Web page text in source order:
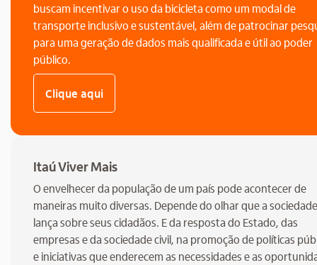
buscam incentivar o uso da bicicleta como um modal de
transporte inclusivo e sustentável, além de patrocinar
para uma geração de dados mais qualificada e útil ao poder
público.
Clique aqui
Itaú Viver Mais
O envelhecer da população de um país pode acontecer de
maneiras muito diversas. Depende do olhar que a sociedade
lança sobre seus cidadãos. E da resposta do Estado, das
empresas e da sociedade civil, na promoção de políticas
e iniciativas que enderecem as necessidades e as